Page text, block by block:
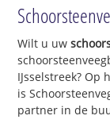
Wilt u uw
IJsselstreek? Op
is
partner in de